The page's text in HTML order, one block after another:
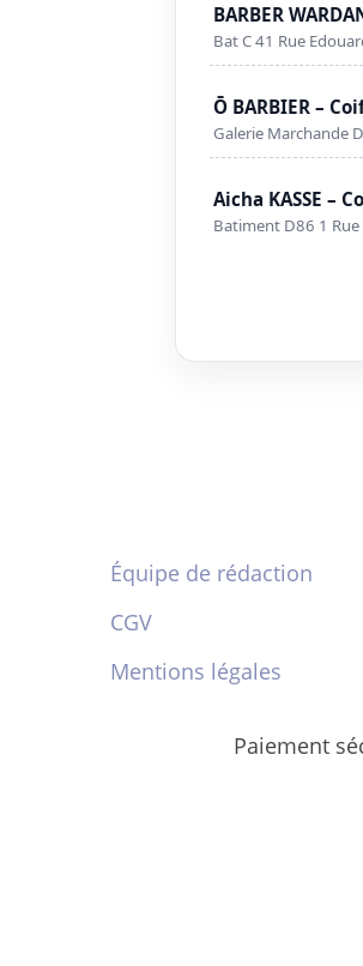
BARBER
Bat C 41 Rue
Ō BARBIER –
Galerie Marchande
Aicha KASSE –
Batiment D86 1
Équipe de rédaction
CGV
Mentions légales
Paiement